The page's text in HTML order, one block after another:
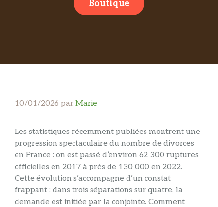
Boutique
10/01/2026 par Marie
Les statistiques récemment publiées montrent une
progression spectaculaire du nombre de divorces
en France : on est passé d’environ 62 300 ruptures
officielles en 2017 à près de 130 000 en 2022.
Cette évolution s’accompagne d’un constat
frappant : dans trois séparations sur quatre, la
demande est initiée par la conjointe. Comment